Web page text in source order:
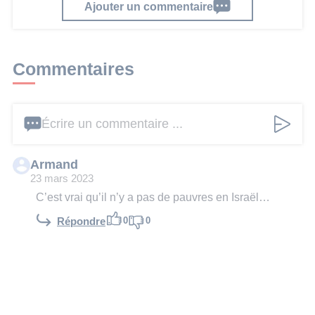
Ajouter un commentaire
Commentaires
Écrire un commentaire ...
Armand
23 mars 2023
C’est vrai qu’il n’y a pas de pauvres en Israël…
Répondre 0 0